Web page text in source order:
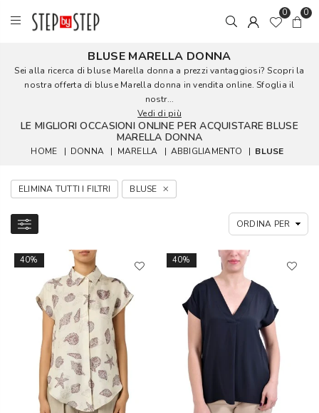
0 0
BLUSE MARELLA DONNA
Sei alla ricerca di bluse Marella donna a prezzi vantaggiosi? Scopri la
nostra offerta di bluse Marella donna in vendita online. Sfoglia il
nostr...
Vedi di più
LE MIGLIORI OCCASIONI ONLINE PER ACQUISTARE BLUSE
MARELLA DONNA
HOME | DONNA | MARELLA | ABBIGLIAMENTO | BLUSE
ELIMINA TUTTI I FILTRI BLUSE
40% 40%